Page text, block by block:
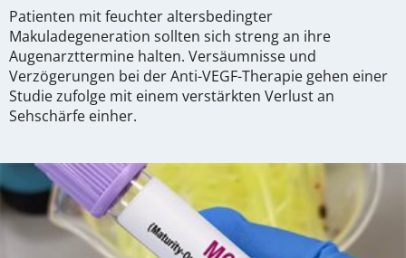
Patienten mit feuchter altersbedingter
Makuladegeneration sollten sich streng an ihre
Augenarzttermine halten. Versäumnisse und
Verzögerungen bei der Anti-VEGF-Therapie gehen einer
Studie zufolge mit einem verstärkten Verlust an
Sehschärfe einher.